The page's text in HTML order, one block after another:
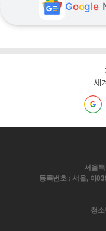
Google
세
서울
등록번호 : 서울, 아
청